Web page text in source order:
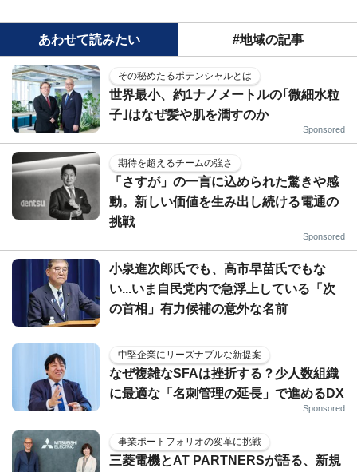
あわせて読みたい #地域の記事
その秘めたるポテンシャルとは
世界最小、約1ナノメートルの｢微細水粒
子｣はなぜ髪や肌を潤すのか
Sponsored
期待を超えるチームの強さ
「さすが」の一言に込められた驚きや感
動。新しい価値を生み出し続ける電通の
挑戦
Sponsored
小泉進次郎氏でも、高市早苗氏でもな
い...いま自民党内で急浮上している「次
の首相」有力候補の意外な名前
中堅企業にリーズナブルな新提案
なぜ複雑なSFAは挫折する？少人数組織
に最適な「名刺管理の延長」で進めるDX
Sponsored
事業ポートフォリオの変革に挑戦
三菱電機とAT PARTNERSが語る、新規